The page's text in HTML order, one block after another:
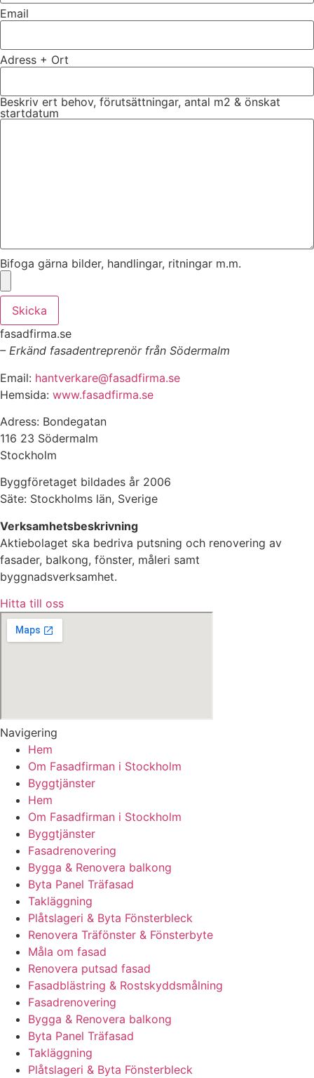
Email
Adress + Ort
Beskriv ert behov, förutsättningar, antal m2 & önskat
startdatum
Bifoga gärna bilder, handlingar, ritningar m.m.
Skicka
fasadfirma.se
– Erkänd fasadentreprenör från Södermalm
Email: hantverkare@fasadfirma.se
Hemsida: www.fasadfirma.se
Adress: Bondegatan
116 23 Södermalm
Stockholm
Byggföretaget bildades år 2006
Säte: Stockholms län, Sverige
Verksamhetsbeskrivning
Aktiebolaget ska bedriva putsning och renovering av
fasader, balkong, fönster, måleri samt
byggnadsverksamhet.
Hitta till oss
Navigering
Hem
Om Fasadfirman i Stockholm
Byggtjänster
Hem
Om Fasadfirman i Stockholm
Byggtjänster
Fasadrenovering
Bygga & Renovera balkong
Byta Panel Träfasad
Takläggning
Plåtslageri & Byta Fönsterbleck
Renovera Träfönster & Fönsterbyte
Måla om fasad
Renovera putsad fasad
Fasadblästring & Rostskyddsmålning
Fasadrenovering
Bygga & Renovera balkong
Byta Panel Träfasad
Takläggning
Plåtslageri & Byta Fönsterbleck